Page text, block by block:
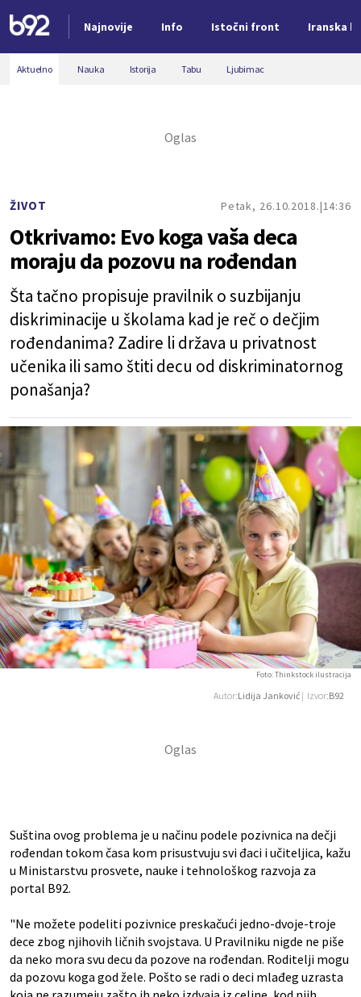
Najnovije Info Istočni front Iranska
Nova vest
Aktuelno Nauka Istorija Tabu Ljubimac
ŽIVOT Petak, 26.10.2018. 14:36
Otkrivamo: Evo koga vaša deca
moraju da pozovu na rođendan
Šta tačno propisuje pravilnik o suzbijanju
diskriminacije u školama kad je reč o dečjim
rođendanima? Zadire li država u privatnost
učenika ili samo štiti decu od diskriminatornog
ponašanja?
Autor:Lidija Janković | Izvor:B92
Foto: Thinkstock ilustracija
Suština ovog problema je u načinu podele pozivnica na dečji
rođendan tokom časa kom prisustvuju svi đaci i učiteljica, kažu
u Ministarstvu prosvete, nauke i tehnološkog razvoja za
portal B92.
"Ne možete podeliti pozivnice preskačući jedno-dvoje-troje
dece zbog njihovih ličnih svojstava. U Pravilniku nigde ne piše
da neko mora svu decu da pozove na rođendan. Roditelji mogu
da pozovu koga god žele. Pošto se radi o deci mlađeg uzrasta